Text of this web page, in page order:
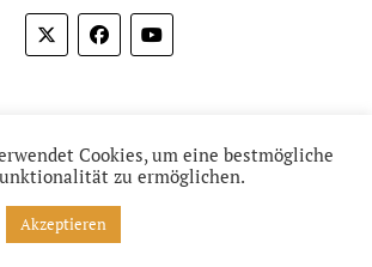
News Themeby Compete Themes.
Cookies, um eine bestmögliche
zu ermöglichen.
Akzeptieren